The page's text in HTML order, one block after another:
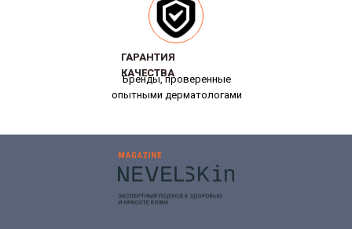
Бренды, проверенные
опытными дерматологами
ГАРАНТИЯ
КАЧЕСТВА
ГАРАНТИЯ
КАЧЕСТВА